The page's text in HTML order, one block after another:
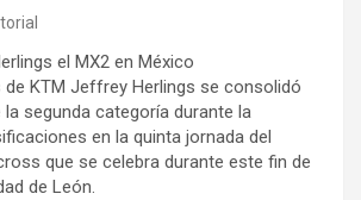
el MX2 en México
de KTM Jeffrey Herlings se consolidó
segunda categoría durante la
en la quinta jornada del
que se celebra durante este fin de
de León.